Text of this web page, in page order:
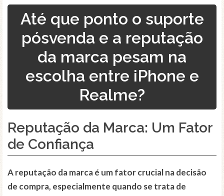
Até que ponto o suporte
pósvenda e a reputação
da marca pesam na
escolha entre iPhone e
Realme?
Reputação da Marca: Um Fator
de Confiança
A reputação da marca é um fator crucial na decisão
de compra, especialmente quando se trata de